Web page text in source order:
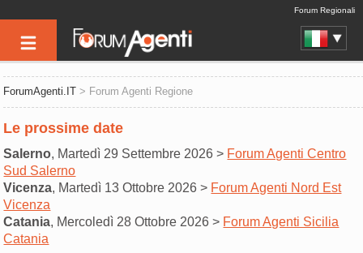
Forum Regionali
ForumAgenti.IT > Forum Agenti Regione
Le prossime date
Salerno, Martedì 29 Settembre 2026 > Forum Agenti Centro
Sud Salerno
Vicenza, Martedì 13 Ottobre 2026 > Forum Agenti Nord Est
Vicenza
Catania, Mercoledì 28 Ottobre 2026 > Forum Agenti Sicilia
Catania